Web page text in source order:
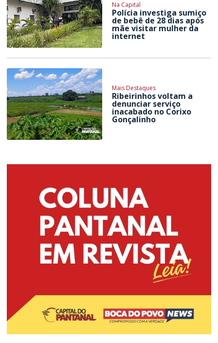
Na Capital
Polícia investiga sumiço
de bebê de 28 dias após
mãe visitar mulher da
internet
Mais Destaques
Ribeirinhos voltam a
denunciar serviço
inacabado no Corixo
Gonçalinho